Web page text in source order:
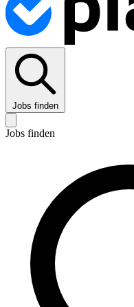
Jobs finden
Jobs finden